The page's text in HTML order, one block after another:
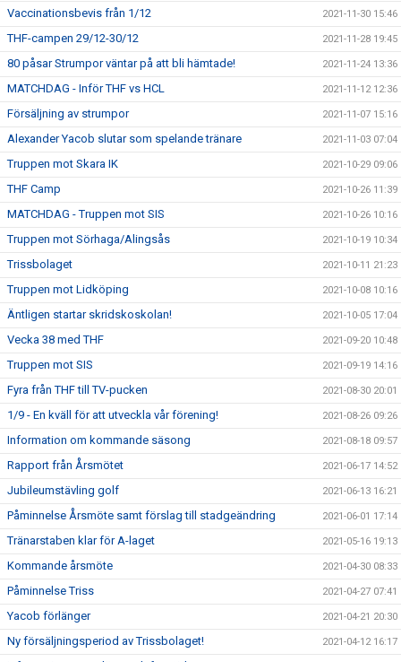
Vaccinationsbevis från 1/12 2021-11-30 15:46
THF-campen 29/12-30/12 2021-11-28 19:45
80 påsar Strumpor väntar på att bli hämtade! 2021-11-24 13:36
MATCHDAG - Inför THF vs HCL 2021-11-12 12:36
Försäljning av strumpor 2021-11-07 15:16
Alexander Yacob slutar som spelande tränare 2021-11-03 07:04
Truppen mot Skara IK 2021-10-29 09:06
THF Camp 2021-10-26 11:39
MATCHDAG - Truppen mot SIS 2021-10-26 10:16
Truppen mot Sörhaga/Alingsås 2021-10-19 10:34
Trissbolaget 2021-10-11 21:23
Truppen mot Lidköping 2021-10-08 10:16
Äntligen startar skridskoskolan! 2021-10-05 17:04
Vecka 38 med THF 2021-09-20 10:48
Truppen mot SIS 2021-09-19 14:16
Fyra från THF till TV-pucken 2021-08-30 20:01
1/9 - En kväll för att utveckla vår förening! 2021-08-26 09:26
Information om kommande säsong 2021-08-18 09:57
Rapport från Årsmötet 2021-06-17 14:52
Jubileumstävling golf 2021-06-13 16:21
Påminnelse Årsmöte samt förslag till stadgeändring 2021-06-01 17:14
Tränarstaben klar för A-laget 2021-05-16 19:13
Kommande årsmöte 2021-04-30 08:33
Påminnelse Triss 2021-04-27 07:41
Yacob förlänger 2021-04-21 20:30
Ny försäljningsperiod av Trissbolaget! 2021-04-12 16:17